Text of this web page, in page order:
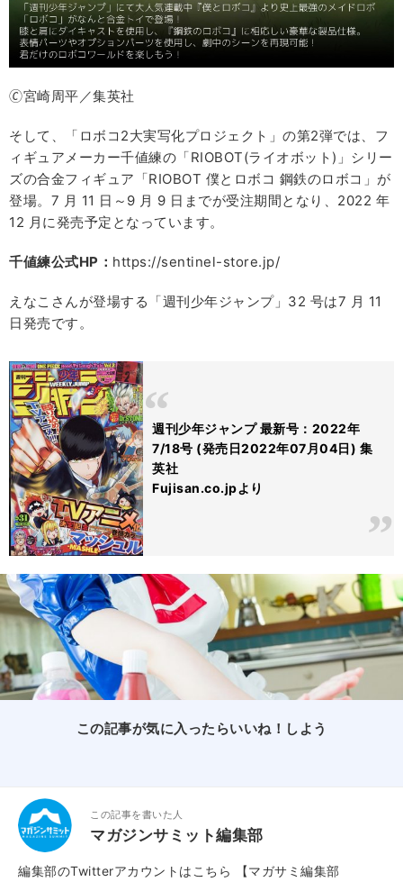
🄫宮崎周平／集英社
そして、「ロボコ2大実写化プロジェクト」の第2弾では、フ
ィギュアメーカー千値練の「RIOBOT(ライオボット)」シリー
ズの合金フィギュア「RIOBOT 僕とロボコ 鋼鉄のロボコ」が
登場。7 月 11 日～9 月 9 日までが受注期間となり、2022 年
12 月に発売予定となっています。
千値練公式HP ： https://sentinel-store.jp/
えなこさんが登場する「週刊少年ジャンプ」32 号は7 月 11
日発売です。
週刊少年ジャンプ 最新号：2022年
7/18号 (発売日2022年07月04日) 集
英社
Fujisan.co.jpより
この記事が気に入ったらいいね！しよう
この記事を書いた人
マガジンサミット編集部
編集部のTwitterアカウントはこちら
【マガサミ編集部